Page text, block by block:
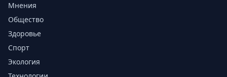
Мнения
Общество
Здоровье
Спорт
Экология